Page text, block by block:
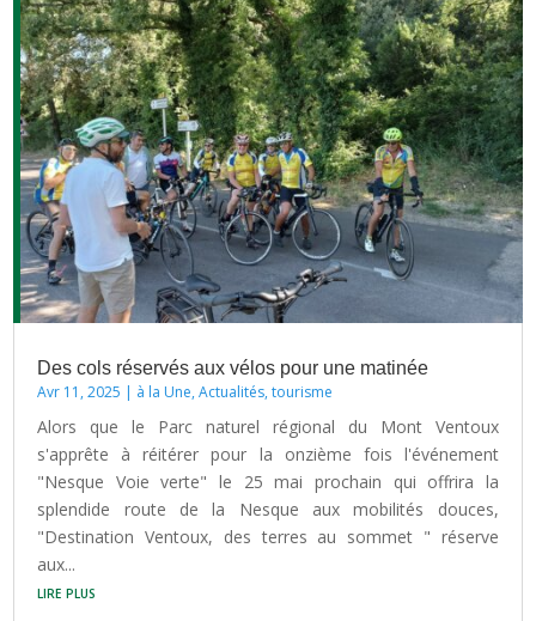
Des cols réservés aux vélos pour une matinée
Avr 11, 2025 | à la Une,Actualités,tourisme
Alors que le Parc naturel régional du Mont Ventoux
s'apprête à réitérer pour la onzième fois l'événement
"Nesque Voie verte" le 25 mai prochain qui offrira la
splendide route de la Nesque aux mobilités douces,
"Destination Ventoux, des terres au sommet " réserve
aux...
lire plus